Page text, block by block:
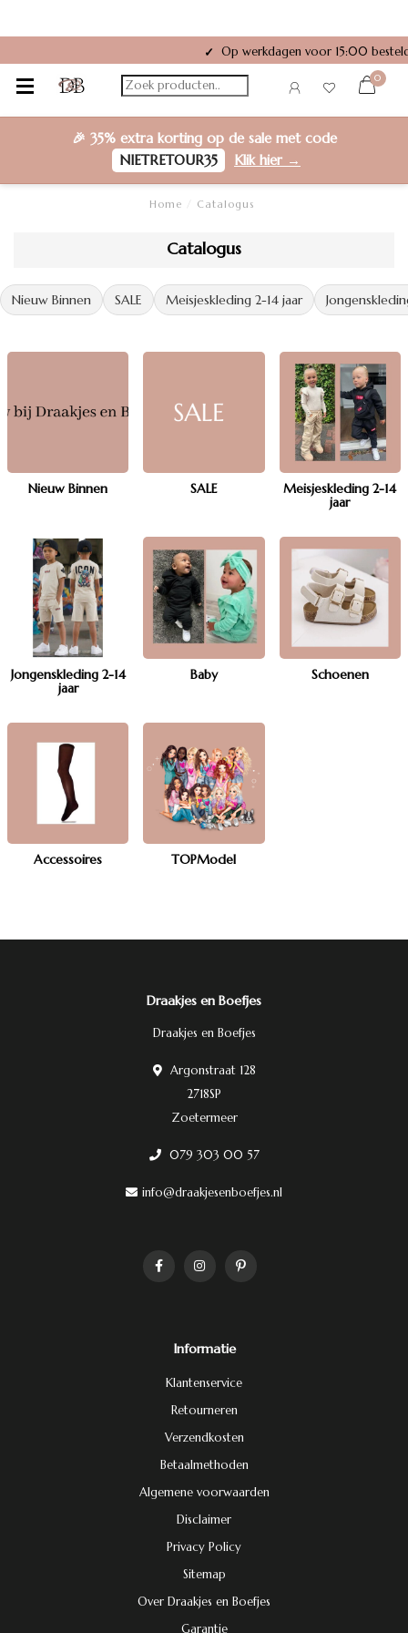
✓ Op werkdagen voor 15:00
0
🎉 35% extra kortingop de sale met code
NIETRETOUR35
Klik hier →
Home Catalogus
Catalogus
Nieuw Binnen SALE Meisjeskleding 2-14 jaar
Nieuw Binnen SALE
Meisjeskleding 2-14
jaar
Jongenskleding 2-14
jaar
Baby Schoenen
Accessoires TOPModel
Draakjes en Boefjes
Draakjes en Boefjes
Argonstraat 128
2718SP
Zoetermeer
079 303 00 57
info@draakjesenboefjes.nl
Informatie
Klantenservice
Retourneren
Verzendkosten
Betaalmethoden
Algemene voorwaarden
Disclaimer
Privacy Policy
Sitemap
Over Draakjes en Boefjes
Garantie